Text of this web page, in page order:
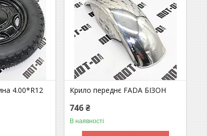
4.00*R12
Крило переднє FADA БІЗОН
746 ₴
В наявності